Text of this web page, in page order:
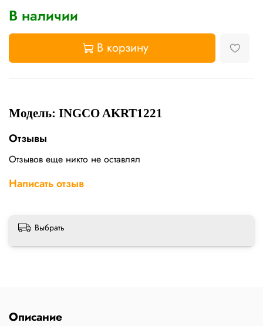
В наличии
В корзину
Модель: INGCO AKRT1221
Отзывы
Отзывов еще никто не оставлял
Написать отзыв
Выбрать
Описание